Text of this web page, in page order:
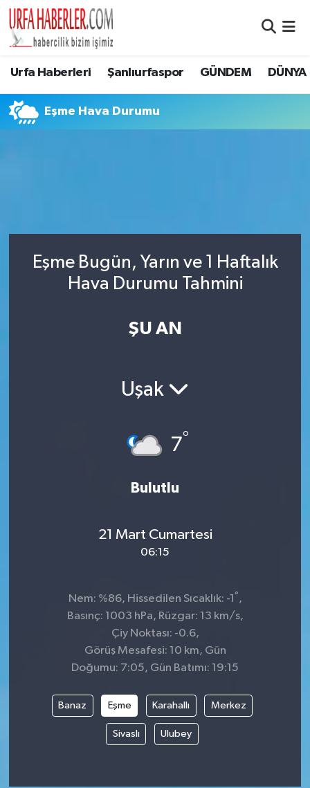
Urfa Haberleri Şanlıurfaspor GÜNDEM DÜNYA
Eşme Hava Durumu
Eşme Bugün, Yarın ve 1 Haftalık
Hava Durumu Tahmini
ŞU AN
Uşak
7°
Bulutlu
21 Mart Cumartesi
06:15
Nem: %86, Hissedilen Sıcaklık: -1 °,
Basınç: 1003 hPa, Rüzgar: 13 km/s,
Çiy Noktası: -0.6,
Görüş Mesafesi: 10 km, Gün
Doğumu: 7:05, Gün Batımı: 19:15
Banaz Eşme Karahallı Merkez
Sivaslı Ulubey
Şanlıurfa Nöbetçi Eczaneler
Son Dakika Haberleri